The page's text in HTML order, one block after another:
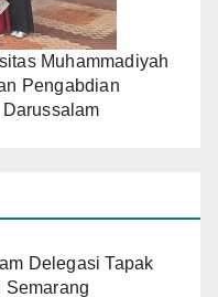
Muhammadiyah
Pengabdian
Delegasi Tapak
Semarang